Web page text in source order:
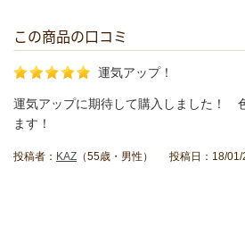
この商品の口コミ
運気アップ！
運気アップに期待して購入しました！
ます！
投稿者： KAZ （55歳・男性） 投稿日：18/01/